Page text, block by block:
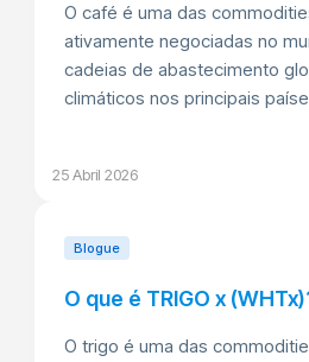
O café é uma das
ativamente negociadas no
cadeias de abastecimento
climáticos nos principais
25 Abril 2026
Blogue
O que é TRIGO x
O trigo é uma das